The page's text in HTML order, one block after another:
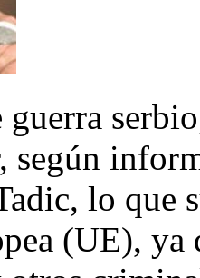
según
lo que
(UE), ya